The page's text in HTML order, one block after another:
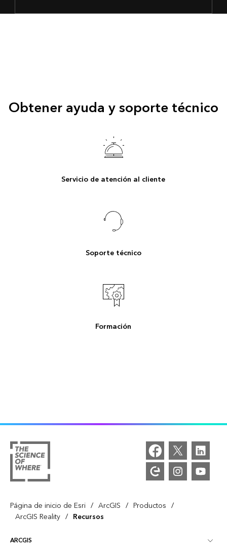
Obtener ayuda y soporte técnico
Servicio de atención al cliente
Soporte técnico
Formación
Página de inicio de Esri / ArcGIS / Productos /
ArcGIS Reality / Recursos
ARCGIS